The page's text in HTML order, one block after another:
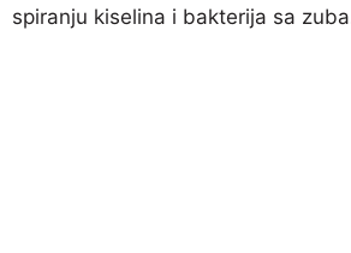
spiranju kiselina i bakterija sa